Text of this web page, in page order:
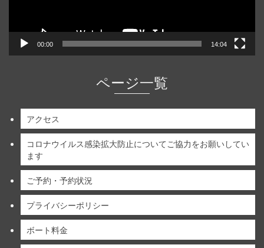
00:00 14:04
ページ一覧
アクセス
コロナウイルス感染拡大防止についてご協力をお願いしてい
ます
ご予約・予約状況
プライバシーポリシー
ボート料金